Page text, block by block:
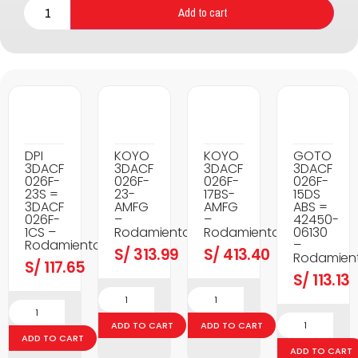
Add to cart
DPI
3DACF
026F-
23S =
3DACF
026F-
1CS –
Rodamientos
S/ 117.65
ADD TO CART
KOYO
3DACF
026F-
23-
AMFG
–
Rodamientos
S/ 313.99
ADD TO CART
KOYO
3DACF
026F-
17BS-
AMFG
–
Rodamientos
S/ 413.40
ADD TO CART
GOTO
3DACF
026F-
15DS
ABS =
42450-
06130
–
S/ 113.13
ADD TO CART